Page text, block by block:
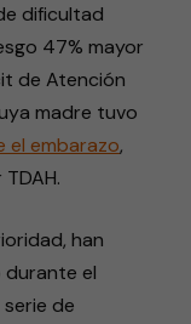
dificultad
47% mayor
de Atención
madre tuvo
el embarazo,
han
el
de